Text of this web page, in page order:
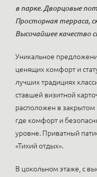
в парке. Дворцовые
Просторная терраса,
Высочайшее качество
Уникальное
ценящих комфорт и
лучших традициях
ставшей визитной
расположен в закрытом
где комфорт и
уровне. Приватный
«Тихий отдых».
В цокольном этаже, с